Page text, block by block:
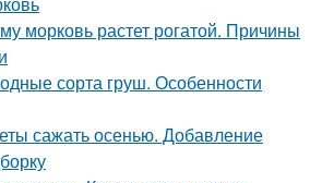
морковь растет рогатой. Причины
сорта груш. Особенности
сажать осенью. Добавление